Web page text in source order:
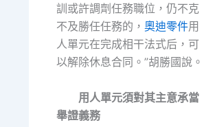
訓或許調劑任務職位，仍不克
不及勝任任務的， 奧迪零件用
人單元在完成相干法式后，可
以解除休息合同。”胡勝國說。
用人單元須對其主意承當
舉證義務